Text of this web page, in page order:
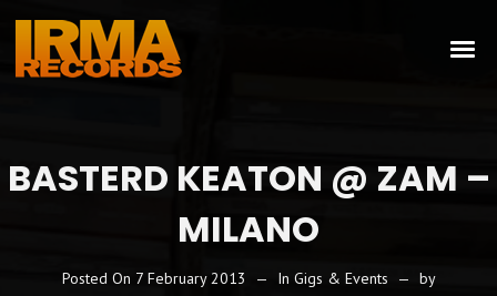
BASTERD KEATON @ ZAM –
MILANO
Posted On 7 February 2013 In Gigs & Events
by